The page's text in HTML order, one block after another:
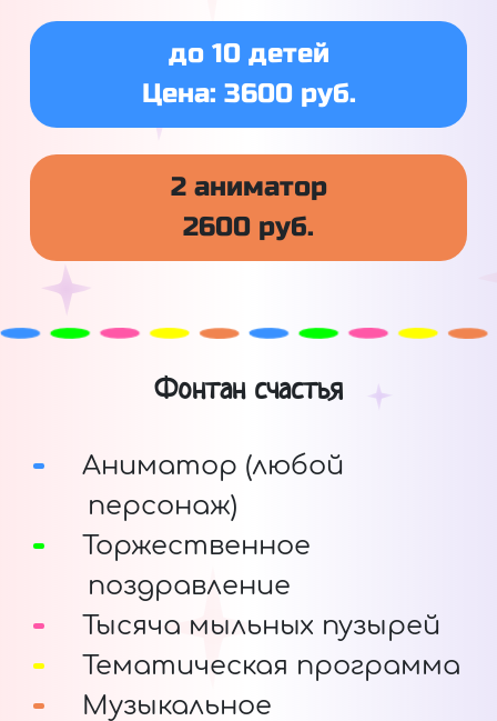
до 10 детей
Цена: 3600 руб.
2 аниматор
2600 руб.
Фонтан счастья
Аниматор (любой
персонаж)
Торжественное
поздравление
Тысяча мыльных пузырей
Тематическая программа
Музыкальное